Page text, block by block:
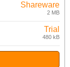
Shareware
2 MB
Trial
480 kB